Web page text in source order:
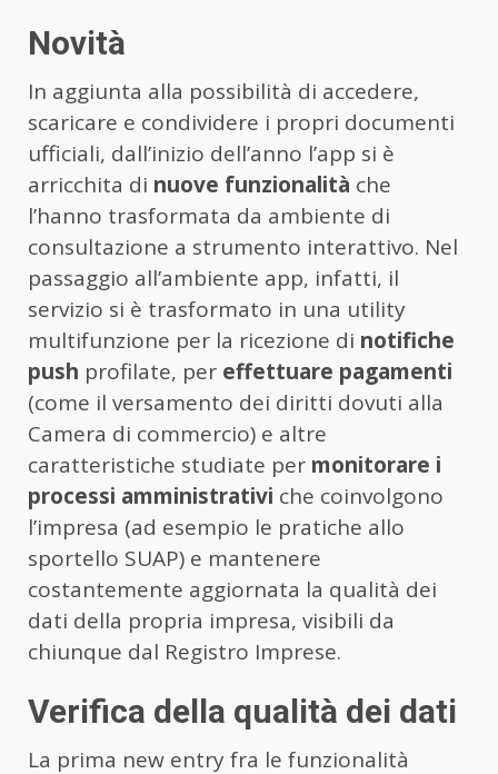
Novità
In aggiunta alla possibilità di accedere,
scaricare e condividere i propri documenti
ufficiali, dall’inizio dell’anno l’app si è
arricchita di nuove funzionalità che
l’hanno trasformata da ambiente di
consultazione a strumento interattivo. Nel
passaggio all’ambiente app, infatti, il
servizio si è trasformato in una utility
multifunzione per la ricezione di notifiche
push profilate, per effettuare pagamenti
(come il versamento dei diritti dovuti alla
Camera di commercio) e altre
caratteristiche studiate per monitorare i
processi amministrativi che coinvolgono
l’impresa (ad esempio le pratiche allo
sportello SUAP) e mantenere
costantemente aggiornata la qualità dei
dati della propria impresa, visibili da
chiunque dal Registro Imprese.
Verifica della qualità dei dati
La prima new entry fra le funzionalità